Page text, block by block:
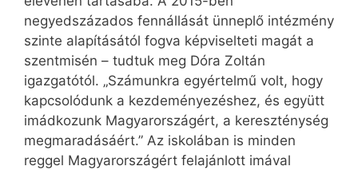
negyedszázados fennállását ünneplő intézmény
szinte alapításától fogva képviselteti magát a
szentmisén – tudtuk meg Dóra Zoltán
igazgatótól. „Számunkra egyértelmű volt, hogy
kapcsolódunk a kezdeményezéshez, és együtt
imádkozunk Magyar­országért, a kereszténység
megmaradásáért.” Az iskolában is minden
reggel Magyar­országért felajánlott imával